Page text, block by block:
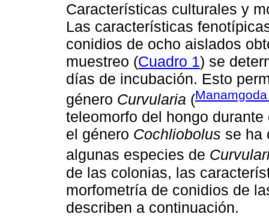
Características culturales y
Las características
conidios de ocho aislados
muestreo (Cuadro 1) se
días de incubación. Esto
género Curvularia (
teleomorfo del hongo
el género Cochliobolus se ha
algunas especies de
de las colonias, las
morfometría de conidios de
describen a continuación.